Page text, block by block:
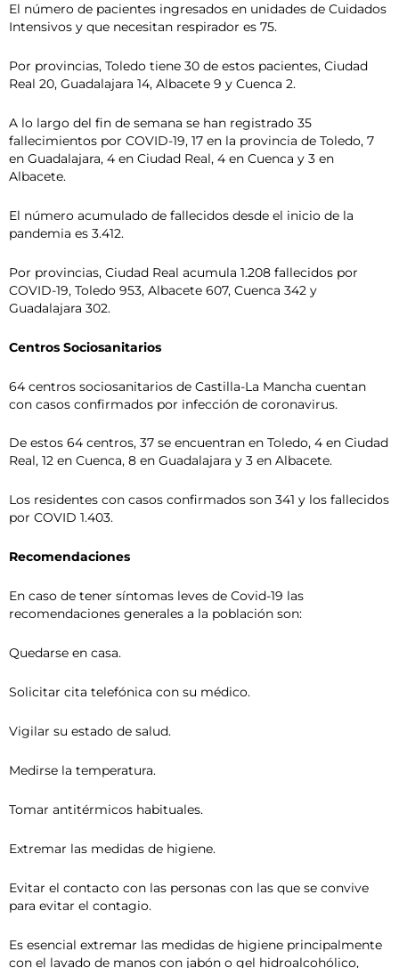
El número de pacientes ingresados en unidades de Cuidados
Intensivos y que necesitan respirador es 75.
Por provincias, Toledo tiene 30 de estos pacientes, Ciudad
Real 20, Guadalajara 14, Albacete 9 y Cuenca 2.
A lo largo del fin de semana se han registrado 35
fallecimientos por COVID-19, 17 en la provincia de Toledo, 7
en Guadalajara, 4 en Ciudad Real, 4 en Cuenca y 3 en
Albacete.
El número acumulado de fallecidos desde el inicio de la
pandemia es 3.412.
Por provincias, Ciudad Real acumula 1.208 fallecidos por
COVID-19, Toledo 953, Albacete 607, Cuenca 342 y
Guadalajara 302.
Centros Sociosanitarios
64 centros sociosanitarios de Castilla-La Mancha cuentan
con casos confirmados por infección de coronavirus.
De estos 64 centros, 37 se encuentran en Toledo, 4 en Ciudad
Real, 12 en Cuenca, 8 en Guadalajara y 3 en Albacete.
Los residentes con casos confirmados son 341 y los fallecidos
por COVID 1.403.
Recomendaciones
En caso de tener síntomas leves de Covid-19 las
recomendaciones generales a la población son:
Quedarse en casa.
Solicitar cita telefónica con su médico.
Vigilar su estado de salud.
Medirse la temperatura.
Tomar antitérmicos habituales.
Extremar las medidas de higiene.
Evitar el contacto con las personas con las que se convive
para evitar el contagio.
Es esencial extremar las medidas de higiene principalmente
con el lavado de manos con jabón o gel hidroalcohólico,